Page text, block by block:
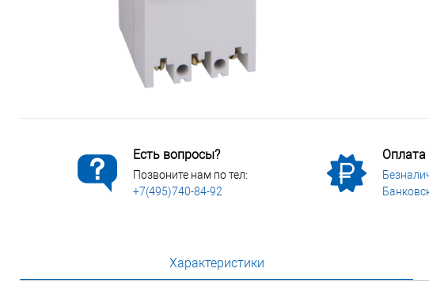
Есть вопросы?
Позвоните нам по тел:
+7(495)740-84-92
Оплата
Характеристики